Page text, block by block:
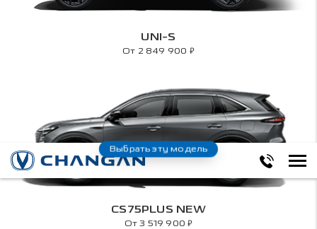
UNI-S
От 2 849 900 ₽
CS75PLUS NEW
От 3 519 900₽
Выбрать эту модель